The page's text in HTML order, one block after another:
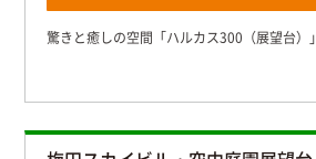
驚きと癒しの空間「ハルカス300（展望台）」